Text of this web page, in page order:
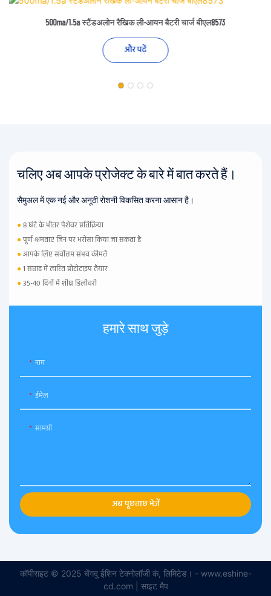
500ma/1.5a स्टैंडअलोन रैखिक ली-आयन बैटरी चार्ज बीएल8573
और पढ़ें
चलिए अब आपके प्रोजेक्ट के बारे में बात करते हैं।
सैमुअल में एक नई और अनूठी रोशनी विकसित करना आसान है।
●8 घंटे के भीतर पेशेवर प्रतिक्रिया
●पूर्ण क्षमताएं जिन पर भरोसा किया जा सकता है
●आपके लिए सर्वोत्तम संभव कीमतें
●1 सप्ताह में त्वरित प्रोटोटाइप तैयार
●35-40 दिनों में शीघ्र डिलीवरी
हमारे साथ जुड़े
नाम
ईमेल
सामग्री
अब पूछताछ भेजें
कॉपीराइट © 2025 चेंगदू ईशिन टेक्नोलॉजी कं, लिमिटेड। - www.eshine-
cd.com | साइट मैप